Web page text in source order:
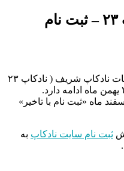
ثبت نام بیست و سومین دوره مسابقات نادکاپ شریف ( نادکاپ ۲۳
از تاریخ ۲۷ بهمن ماه الی ۳ اسفند ماه «ثبت نام با تاخیر»
ثبت نام سایت نادکاپ به